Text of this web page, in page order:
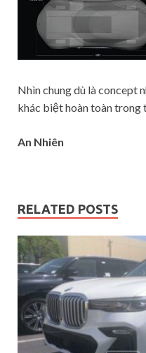
Nhìn chung dù là concept
khác biệt hoàn toàn trong
An Nhiên
RELATED POSTS